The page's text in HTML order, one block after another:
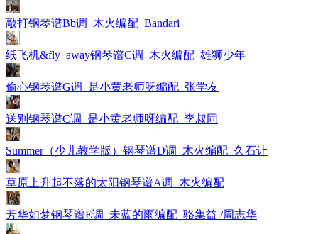
敲打钢琴谱Bb调_木火编配_Bandari
纸飞机&fly_away钢琴谱C调_木火编配_雄狮少年
偷心钢琴谱G调_是小黄老师呀编配_张学友
送别钢琴谱C调_是小黄老师呀编配_李叔同
Summer（少儿教学版）钢琴谱D调_木火编配_久石让
草原上升起不落的太阳钢琴谱A调_木火编配
芳华如梦钢琴谱E调_未蓝的雨编配_骆集益 /周志华